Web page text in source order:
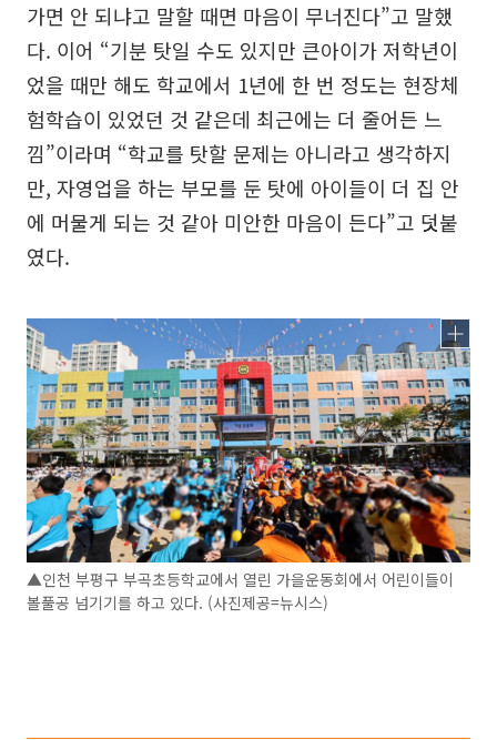
가면 안 되냐고 말할 때면 마음이 무너진다”고 말했
다. 이어 “기분 탓일 수도 있지만 큰아이가 저학년이
었을 때만 해도 학교에서 1년에 한 번 정도는 현장체
험학습이 있었던 것 같은데 최근에는 더 줄어든 느
낌”이라며 “학교를 탓할 문제는 아니라고 생각하지
만, 자영업을 하는 부모를 둔 탓에 아이들이 더 집 안
에 머물게 되는 것 같아 미안한 마음이 든다”고 덧붙
였다.
▲인천 부평구 부곡초등학교에서 열린 가을운동회에서 어린이들이
볼풀공 넘기기를 하고 있다. (사진제공=뉴시스)